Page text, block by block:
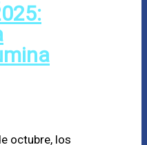
octubre, los